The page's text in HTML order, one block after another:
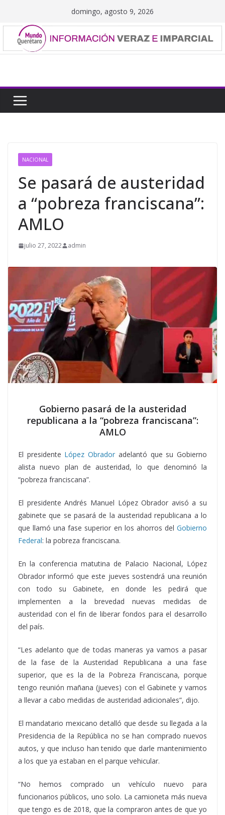
contenido
domingo, agosto 9, 2026
NACIONAL
Se pasará de austeridad
a “pobreza franciscana”:
AMLO
julio 27, 2022 admin
Gobierno pasará de la austeridad
republicana a la “pobreza franciscana”:
AMLO
El presidente López Obrador adelantó que su Gobierno
alista nuevo plan de austeridad, lo que denominó la
“pobreza franciscana”.
El presidente Andrés Manuel López Obrador avisó a su
gabinete que se pasará de la austeridad republicana a lo
que llamó una fase superior en los ahorros del Gobierno
Federal: la pobreza franciscana.
En la conferencia matutina de Palacio Nacional, López
Obrador informó que este jueves sostendrá una reunión
con todo su Gabinete, en donde les pedirá que
implementen a la brevedad nuevas medidas de
austeridad con el fin de liberar fondos para el desarrollo
del país.
“Les adelanto que de todas maneras ya vamos a pasar
de la fase de la Austeridad Republicana a una fase
superior, que es la de la Pobreza Franciscana, porque
tengo reunión mañana (jueves) con el Gabinete y vamos
a llevar a cabo medidas de austeridad adicionales”, dijo.
El mandatario mexicano detalló que desde su llegada a la
Presidencia de la República no se han comprado nuevos
autos, y que incluso han tenido que darle mantenimiento
a los que ya estaban en el parque vehicular.
“No hemos comprado un vehículo nuevo para
funcionarios públicos, uno solo. La camioneta más nueva
que tengo es de 2018, que la compraron antes de que yo